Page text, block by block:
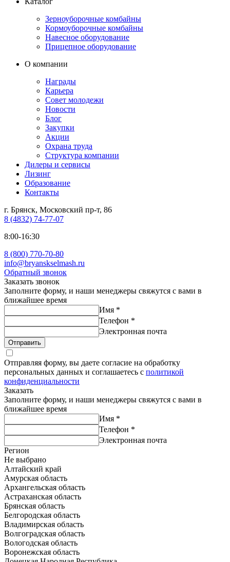
Зерноуборочные комбайны
Кормоуборочные комбайны
Навесное оборудование
Прицепное оборудование
О компании
Награды
Карьера
Совет молодежи
Новости
Блог
Закупки
Акции
Охрана труда
Структура компании
Дилеры и сервисы
Лизинг
Образование
Контакты
г. Брянск, Московский пр-т, 86
8 (4832) 74-77-07
8:00-16:30
8 (800) 770-70-80
info@bryanskselmash.ru
Обратный звонок
Заказать звонок
Заполните форму, и наши менеджеры свяжутся с вами в
ближайшее время
Имя *
Телефон *
Электронная почта
Отправить
Отправляя форму, вы даете согласие на обработку
персональных данных и соглашаетесь с политикой
конфиденциальности
Заказать
Заполните форму, и наши менеджеры свяжутся с вами в
ближайшее время
Имя *
Телефон *
Электронная почта
Регион
Не выбрано
Алтайский край
Амурская область
Архангельская область
Астраханская область
Брянская область
Белгородская область
Владимирская область
Волгоградская область
Вологодская область
Воронежская область